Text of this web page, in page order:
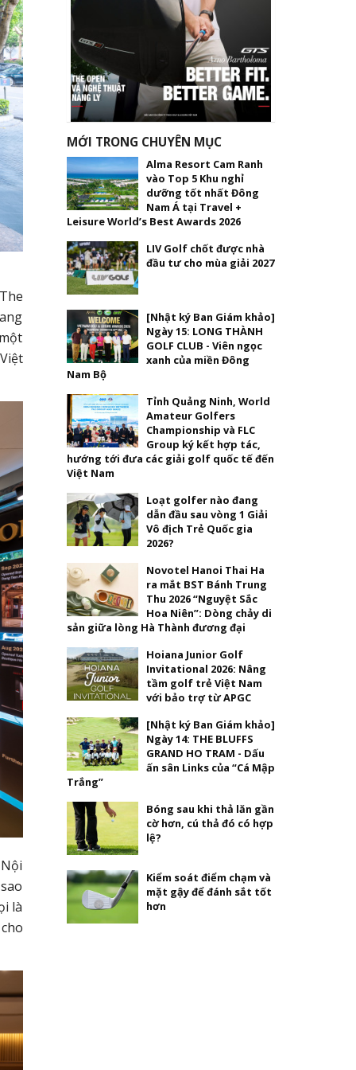
là
MỚI TRONG CHUYÊN MỤC
Alma Resort Cam Ranh
vào Top 5 Khu nghỉ
dưỡng tốt nhất Đông
Nam Á tại Travel +
Leisure World’s Best Awards 2026
LIV Golf chốt được nhà
đầu tư cho mùa giải 2027
[Nhật ký Ban Giám khảo]
Ngày 15: LONG THÀNH
GOLF CLUB - Viên ngọc
xanh của miền Đông
Nam Bộ
Tỉnh Quảng Ninh, World
Amateur Golfers
Championship và FLC
Group ký kết hợp tác,
hướng tới đưa các giải golf quốc tế đến
Việt Nam
Loạt golfer nào đang
dẫn đầu sau vòng 1 Giải
Vô địch Trẻ Quốc gia
2026?
Novotel Hanoi Thai Ha
ra mắt BST Bánh Trung
Thu 2026 “Nguyệt Sắc
Hoa Niên”: Dòng chảy di
sản giữa lòng Hà Thành đương đại
Hoiana Junior Golf
Invitational 2026: Nâng
tầm golf trẻ Việt Nam
với bảo trợ từ APGC
[Nhật ký Ban Giám khảo]
Ngày 14: THE BLUFFS
GRAND HO TRAM - Dấu
ấn sân Links của “Cá Mập
Trắng”
Bóng sau khi thả lăn gần
cờ hơn, cú thả đó có hợp
lệ?
Kiểm soát điểm chạm và
mặt gậy để đánh sắt tốt
hơn